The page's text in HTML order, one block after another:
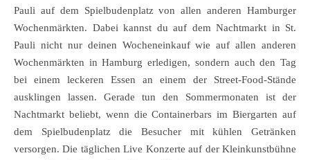
Pauli auf dem Spielbudenplatz von allen anderen Hamburger
Wochenmärkten. Dabei kannst du auf dem Nachtmarkt in St.
Pauli nicht nur deinen Wocheneinkauf wie auf allen anderen
Wochenmärkten in Hamburg erledigen, sondern auch den Tag
bei einem leckeren Essen an einem der Street-Food-Stände
ausklingen lassen. Gerade tun den Sommermonaten ist der
Nachtmarkt beliebt, wenn die Containerbars im Biergarten auf
dem Spielbudenplatz die Besucher mit kühlen Getränken
versorgen. Die täglichen Live Konzerte auf der Kleinkunstbühne